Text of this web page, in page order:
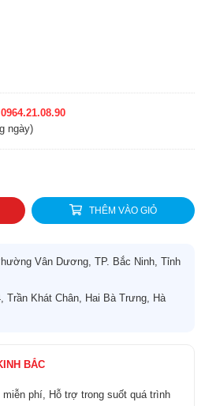
0964.21.08.90
ngày)
THÊM VÀO GIỎ
Vân Dương, TP. Bắc Ninh, Tỉnh
Trần Khát Chân, Hai Bà Trưng, Hà
BẮC
phí, Hỗ trợ trong suốt quá trình